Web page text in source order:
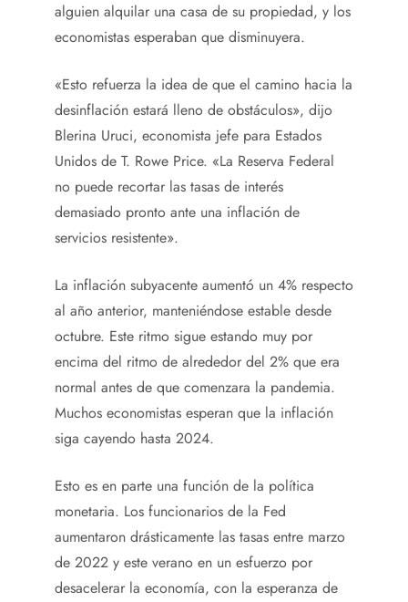
alguien alquilar una casa de su propiedad, y los
economistas esperaban que disminuyera.
«Esto refuerza la idea de que el camino hacia la
desinflación estará lleno de obstáculos», dijo
Blerina Uruci, economista jefe para Estados
Unidos de T. Rowe Price. «La Reserva Federal
no puede recortar las tasas de interés
demasiado pronto ante una inflación de
servicios resistente».
La inflación subyacente aumentó un 4% respecto
al año anterior, manteniéndose estable desde
octubre. Este ritmo sigue estando muy por
encima del ritmo de alrededor del 2% que era
normal antes de que comenzara la pandemia.
Muchos economistas esperan que la inflación
siga cayendo hasta 2024.
Esto es en parte una función de la política
monetaria. Los funcionarios de la Fed
aumentaron drásticamente las tasas entre marzo
de 2022 y este verano en un esfuerzo por
desacelerar la economía, con la esperanza de